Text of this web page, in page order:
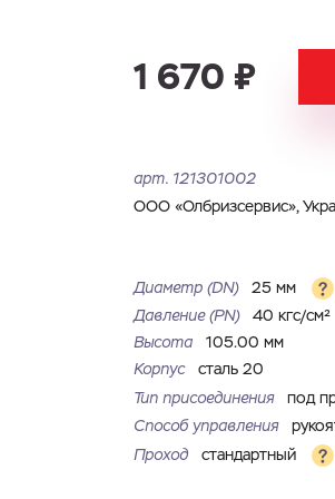
Номер телефона
огранизации (любой формат, макс. 20
1 670 ₽
арт. 121301002
ООО «Олбризсервис»,
Диаметр (DN) 25 мм
Давление (РN)
40 кгс/см²
Высота
105.00 мм
Корпус
сталь 20
Тип присоединения
под
Способ управления
Проход
стандартный